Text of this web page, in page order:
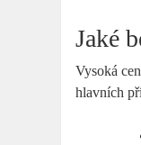
Jaké
Vysoká
hlavních